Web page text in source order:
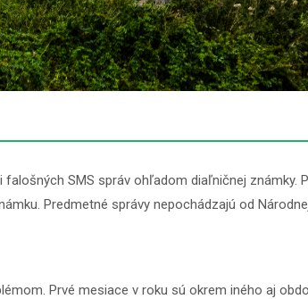
SMS správ ohľadom diaľničnej známky.
Predmetné správy nepochádzajú od
Prvé mesiace v roku sú okrem iného aj